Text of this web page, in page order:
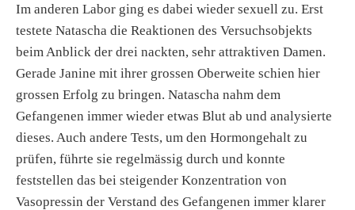
Im anderen Labor ging es dabei wieder sexuell zu. Erst
testete Natascha die Reaktionen des Versuchsobjekts
beim Anblick der drei nackten, sehr attraktiven Damen.
Gerade Janine mit ihrer grossen Oberweite schien hier
grossen Erfolg zu bringen. Natascha nahm dem
Gefangenen immer wieder etwas Blut ab und analysierte
dieses. Auch andere Tests, um den Hormongehalt zu
prüfen, führte sie regelmässig durch und konnte
feststellen das bei steigender Konzentration von
Vasopressin der Verstand des Gefangenen immer klarer